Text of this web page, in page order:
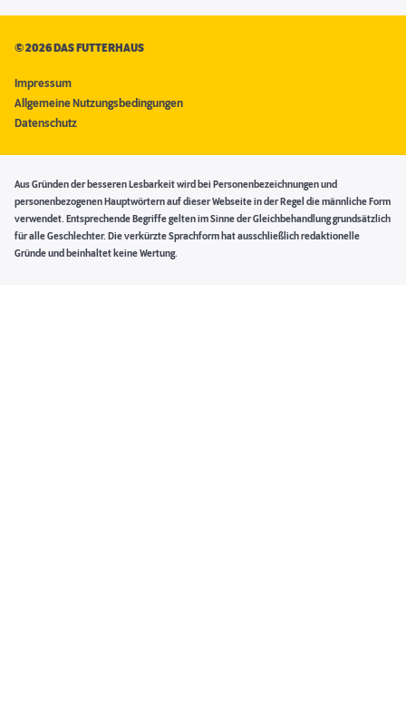
©2026 DAS FUTTERHAUS
Impressum
Allgemeine Nutzungsbedingungen
Datenschutz
Aus Gründen der besseren Lesbarkeit wird bei Personenbezeichnungen und
personenbezogenen Hauptwörtern auf dieser Webseite in der Regel die männliche Form
verwendet. Entsprechende Begriffe gelten im Sinne der Gleichbehandlung grundsätzlich
für alle Geschlechter. Die verkürzte Sprachform hat ausschließlich redaktionelle
Gründe und beinhaltet keine Wertung.